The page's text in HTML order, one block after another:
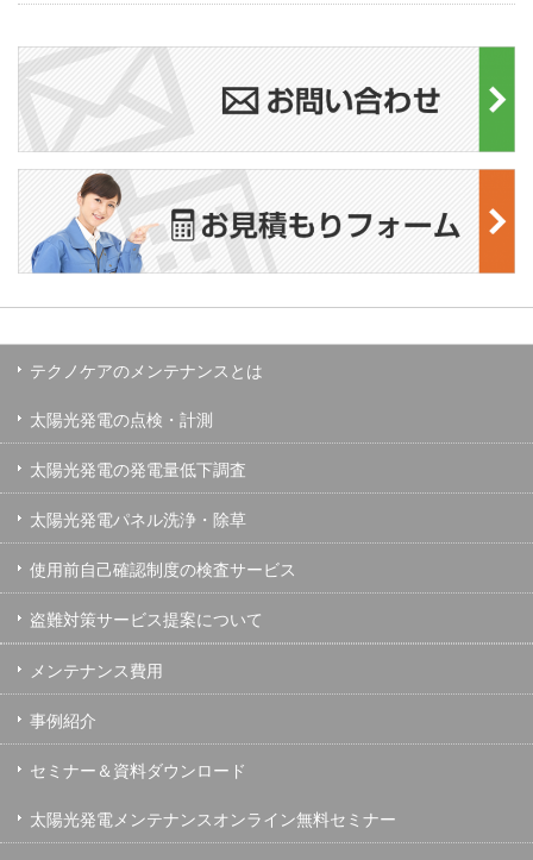
テクノケアのメンテナンスとは
太陽光発電の点検・計測
太陽光発電の発電量低下調査
太陽光発電パネル洗浄・除草
使用前自己確認制度の検査サービス
盗難対策サービス提案について
メンテナンス費用
事例紹介
セミナー＆資料ダウンロード
太陽光発電メンテナンスオンライン無料セミナー